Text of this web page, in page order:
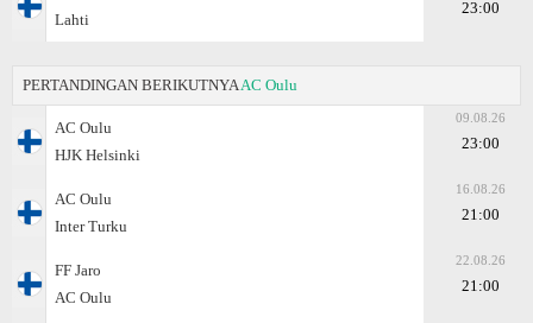
Lahti
23:00
PERTANDINGAN BERIKUTNYA AC Oulu
AC Oulu
HJK Helsinki
09.08.26
23:00
AC Oulu
Inter Turku
16.08.26
21:00
FF Jaro
AC Oulu
22.08.26
21:00